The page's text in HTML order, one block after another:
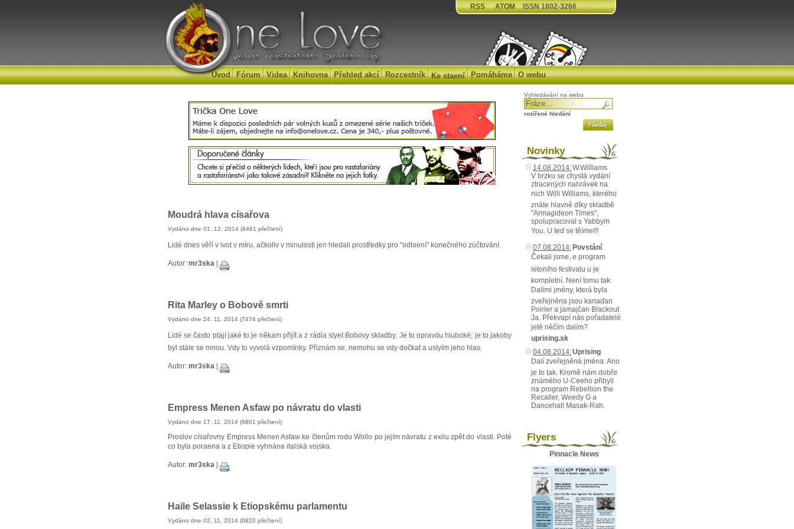
RSS ATOM ISSN 1802-3266
Úvod Fórum Videa Knihovna Přehled akcí Rozcestník Ke staení Pomáháme O webu
Moudrá hlava císařova
Vydáno dne 01. 12. 2014 (8461 přečtení)
Lidé dnes věří v ivot v míru, ačkoliv v minulosti jen hledali prostředky pro "odloení" konečného zúčtování.
Autor: mr3ska
Rita Marley o Bobově smrti
Vydáno dne 24. 11. 2014 (7474 přečtení)
Lidé se často ptají jaké to je někam přijít a z rádia slyet Bobovy skladby. Je to opravdu hluboké; je to jakoby
byl stále se mnou. Vdy to vyvolá vzpomínky. Přiznám se, nemohu se vdy dočkat a uslyím jeho hlas.
Autor: mr3ska
Empress Menen Asfaw po návratu do vlasti
Vydáno dne 17. 11. 2014 (6801 přečtení)
Proslov císařovny Empress Menen Asfaw ke členům rodu Wollo po jejím návratu z exilu zpět do vlasti. Poté
co byla poraena a z Etiopie vyhnána italská vojska.
Autor: mr3ska
Haile Selassie k Etiopskému parlamentu
Vydáno dne 02. 11. 2014 (6820 přečtení)
Vyhledávání na webu
rozířené hledání
Novinky
14.08.2014:W.Williams
V brzku se chystá vydání
ztracených nahrávek na
nich Willi Williams, kterého
znáte hlavně díky skladbě
"Armagideon Times",
spolupracoval s Yabbym
You. U teď se těíme!!!
07.08.2014:Povstání
Čekali jsme, e program
letoního festivalu u je
kompletní. Není tomu tak.
Dalími jmény, která byla
zveřejněna jsou kanaďan
Poirier a jamajčan Blackout
Ja. Překvapí nás pořadatelé
jetě něčím dalím?
uprising.sk
04.08.2014:Uprising
Dalí zveřejněná jména. Ano
je to tak. Kromě nám dobře
známého U-Ceeho přibyli
na program Rebellion the
Recaller, Weedy G a
Dancehall Masak-Rah.
Flyers
Pinnacle News